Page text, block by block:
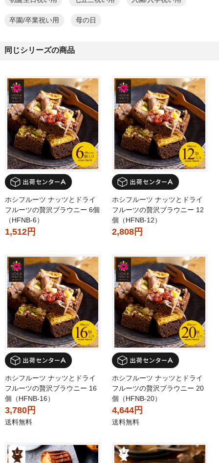
卒園/卒業祝い用 母の日
同じシリーズの商品
ホシフルーツ ナッツとドライ
フルーツの贅沢ブラウニー 6個
（HFNB-6）
1,512円
ホシフルーツ ナッツとドライ
フルーツの贅沢ブラウニー 12
個（HFNB-12）
2,808円
ホシフルーツ ナッツとドライ
フルーツの贅沢ブラウニー 16
個（HFNB-16）
3,780円
送料無料
ホシフルーツ ナッツとドライ
フルーツの贅沢ブラウニー 20
個（HFNB-20）
4,644円
送料無料